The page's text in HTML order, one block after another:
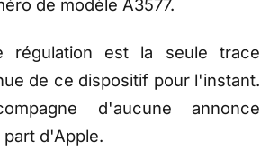
de modèle A3577.
régulation est la seule trace
de ce dispositif pour l'instant.
d'aucune annonce
d'Apple.